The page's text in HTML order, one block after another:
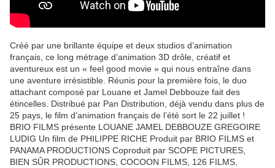
Créé par une brillante équipe et deux studios d’animation
français, ce long métrage d’animation 3D drôle, créatif et
aventureux est un « feel good movie » qui nous entraîne dans
une aventure irrésistible. Réunis pour la première fois, le duo
attachant composé par Louane et Jamel Debbouze fait des
étincelles. Distribué par Pan Distribution, déjà vendu dans plus de
25 pays, le film d’animation français de l’été sort le 22 juillet !
BRIO FILMS présente LOUANE JAMEL DEBBOUZE GREGOIRE
LUDIG Un film de PHILIPPE RICHE Produit par BRIO FILMS et
PANAMA PRODUCTIONS Coproduit par SCOPE PICTURES,
BIEN SÛR PRODUCTIONS, COCOON FILMS, 126 FILMS,